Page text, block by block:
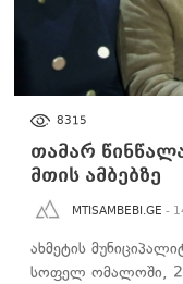
8315
თამარ
მთის ამბებზე
MTISAMBEBI.GE -
ახმეტის
სოფელ ომალოში,